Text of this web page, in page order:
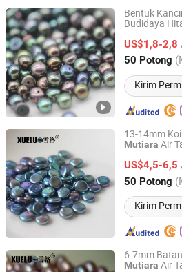
Putih Alami Kalung
Alami
Bentuk
Budidaya
US$1,8-2,8
50 Potong
Kirim
Zhuji Xueluo Pearl Jewelry Co., Ltd.
Zhejiang, China
13-14mm
Mutiara Air
US$4,5-6,5
50 Potong
Kirim
Zhuji Xueluo Pearl Jewelry Co., Ltd.
Zhejiang, China
6-7mm
Mutiara Air